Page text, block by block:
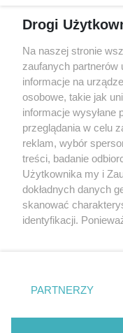
targi
Wernisaże
Więcej
Partnerzy
Praca Szczecin
©
Drogi
Na naszej stronie
zaufanych
informacje na
osobowe, takie jak
informacje wysyłane
przeglądania w celu
reklam, wybór
treści, badanie
Użytkownika my i
dokładnych danych
skanować
identyfikacji.
prywatności
. Niektóre rodzaje
takiemu
PARTNERZY